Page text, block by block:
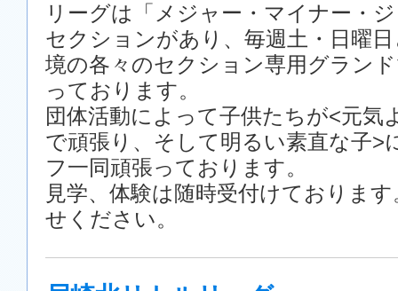
リーグは「メジャー・マイナー・
セクションがあり、毎週土・日曜
境の各々のセクション専用グラン
っております。
団体活動によって子供たちが<元気
で頑張り、そして明るい素直な子>
フ一同頑張っております。
見学、体験は随時受付けておりま
せください。